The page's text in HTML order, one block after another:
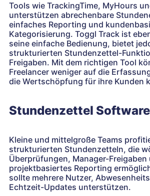
Tools wie TrackingTime, MyHours
unterstützen abrechenbare
einfaches Reporting und
Kategorisierung. Toggl Track ist
seine einfache Bedienung, bietet
strukturierten Stundenzettel-
Freigaben. Mit dem richtigen Tool
Freelancer weniger auf die
die Wertschöpfung für ihre Kunden
Stundenzettel
Kleine und mittelgroße Teams
strukturierten Stundenzetteln, die
Überprüfungen, Manager-Freigaben
projektbasiertes Reporting
sollte mehrere Nutzer,
Echtzeit-Updates unterstützen.